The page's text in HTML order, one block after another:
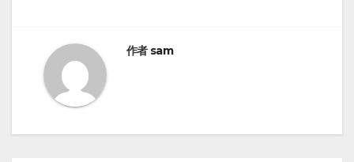
作者 sam